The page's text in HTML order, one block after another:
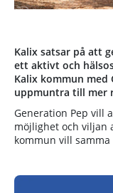
Kalix satsar på att
ett aktivt och
Kalix kommun
uppmuntra till mer
Generation Pep vill
möjlighet och viljan
kommun vill samma